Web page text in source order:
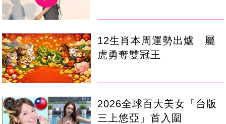
12生肖本周運勢出爐 屬
虎勇奪雙冠王
2026全球百大美女「台版
三上悠亞」首入圍